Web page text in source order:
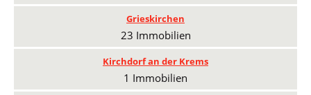
Grieskirchen
23 Immobilien
Kirchdorf an der Krems
1 Immobilien